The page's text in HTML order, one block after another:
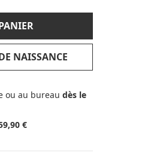
NAISSANCE
ou au bureau dès le
€